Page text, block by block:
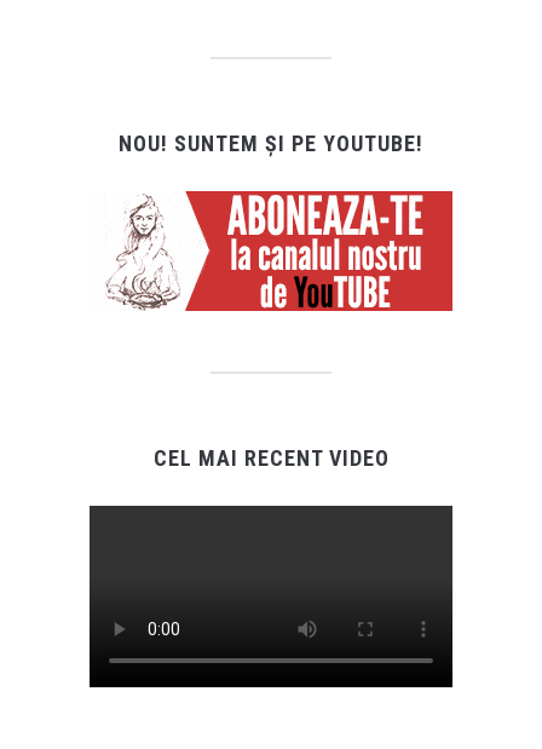
NOU! SUNTEM ȘI PE YOUTUBE!
CEL MAI RECENT VIDEO